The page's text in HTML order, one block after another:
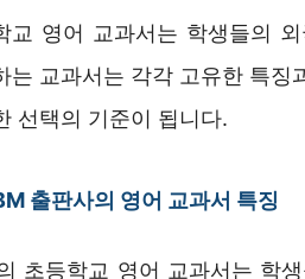
교 영어 교과서는 학생들의
는 교과서는 각각 고유한 특징
선택의 기준이 됩니다.
출판사의 영어 교과서 특징
초등학교 영어 교과서는 학